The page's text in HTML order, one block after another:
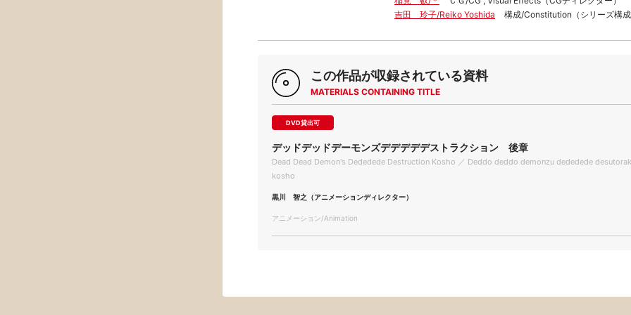
吉田 玲子/Reiko Yoshida
構成/Constitution（シリーズ構成
この作品が収録されている資料
MATERIALS CONTAINING TITLE
DVD貸出可
デッドデッドデーモンズデデデデデストラクション 後章
Dead Dead Demon's Dededede Destruction Kosho ／ Deddo deddo demonzu dededede
kosho
黒川 智之（アニメーションディレクター）
アニメーション/Animation